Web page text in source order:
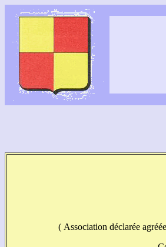
( Association déclarée